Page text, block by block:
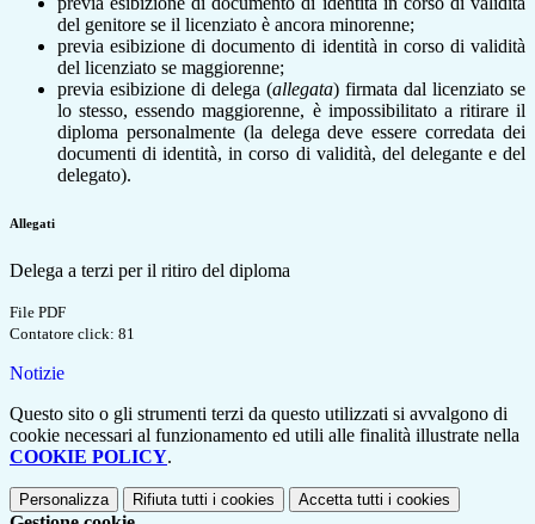
del genitore se il licenziato è ancora minorenne;
previa esibizione di documento di identità in corso di validità
del licenziato se maggiorenne;
previa esibizione di delega (allegata) firmata dal licenziato se
lo stesso, essendo maggiorenne, è impossibilitato a ritirare il
diploma personalmente (la delega deve essere corredata dei
documenti di identità, in corso di validità, del delegante e del
delegato).
Allegati
Delega a terzi per il ritiro del diploma
File PDF
Contatore click: 81
Notizie
Questo sito o gli strumenti terzi da questo utilizzati si avvalgono di
cookie necessari al funzionamento ed utili alle finalità illustrate nella
COOKIE POLICY.
Personalizza Rifiuta tutti i cookies Accetta tutti i cookies